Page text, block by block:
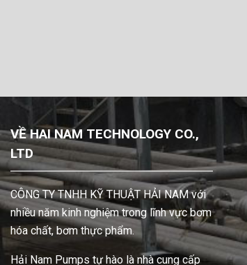
VỀ HAI NAM TECHNOLOGY CO.,
LTD
CÔNG TY TNHH KỸ THUẬT HẢI NAM với
nhiều năm kinh nghiệm trong lĩnh vực bơm
hóa chất, bơm thực phẩm.
Hải Nam Pumps tự hào là nhà cung cấp